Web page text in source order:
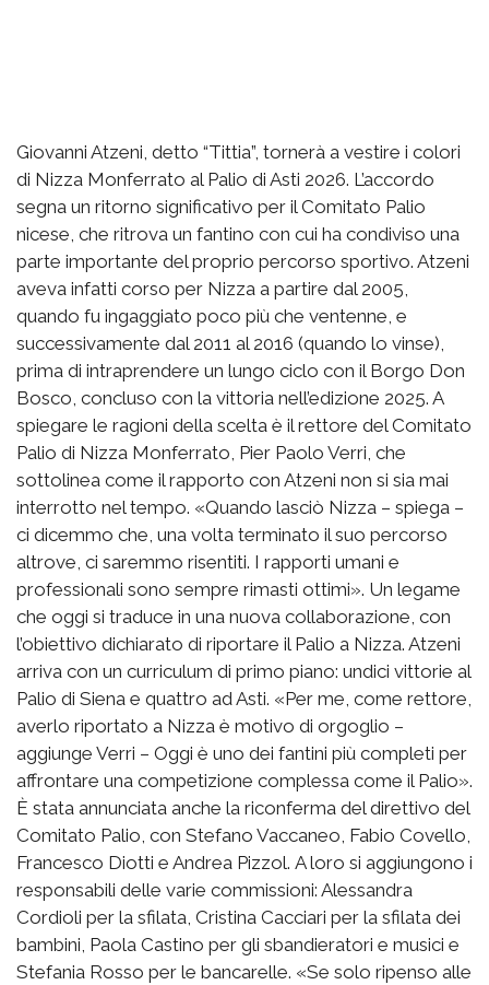
Giovanni Atzeni, detto “Tittia”, tornerà a vestire i colori
di Nizza Monferrato al Palio di Asti 2026. L’accordo
segna un ritorno significativo per il Comitato Palio
nicese, che ritrova un fantino con cui ha condiviso una
parte importante del proprio percorso sportivo. Atzeni
aveva infatti corso per Nizza a partire dal 2005,
quando fu ingaggiato poco più che ventenne, e
successivamente dal 2011 al 2016 (quando lo vinse),
prima di intraprendere un lungo ciclo con il Borgo Don
Bosco, concluso con la vittoria nell’edizione 2025. A
spiegare le ragioni della scelta è il rettore del Comitato
Palio di Nizza Monferrato, Pier Paolo Verri, che
sottolinea come il rapporto con Atzeni non si sia mai
interrotto nel tempo. «Quando lasciò Nizza – spiega –
ci dicemmo che, una volta terminato il suo percorso
altrove, ci saremmo risentiti. I rapporti umani e
professionali sono sempre rimasti ottimi». Un legame
che oggi si traduce in una nuova collaborazione, con
l’obiettivo dichiarato di riportare il Palio a Nizza. Atzeni
arriva con un curriculum di primo piano: undici vittorie al
Palio di Siena e quattro ad Asti. «Per me, come rettore,
averlo riportato a Nizza è motivo di orgoglio –
aggiunge Verri – Oggi è uno dei fantini più completi per
affrontare una competizione complessa come il Palio».
È stata annunciata anche la riconferma del direttivo del
Comitato Palio, con Stefano Vaccaneo, Fabio Covello,
Francesco Diotti e Andrea Pizzol. A loro si aggiungono i
responsabili delle varie commissioni: Alessandra
Cordioli per la sfilata, Cristina Cacciari per la sfilata dei
bambini, Paola Castino per gli sbandieratori e musici e
Stefania Rosso per le bancarelle. «Se solo ripenso alle